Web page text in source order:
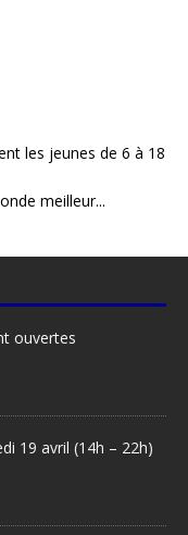
les jeunes de 6 à 18
meilleur...
ouvertes
19 avril (14h – 22h)